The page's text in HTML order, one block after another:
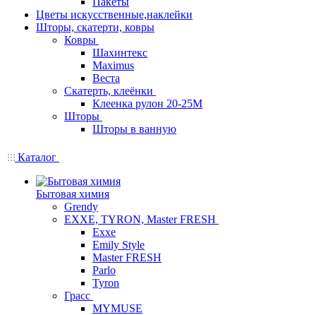
Цветы искусственные,наклейки
Шторы, скатерти, ковры
Ковры
Шахинтекс
Maximus
Веста
Скатерть, клеёнки
Клеенка рулон 20-25М
Шторы
Шторы в ванную
Каталог
Бытовая химия
Grendy
EXXE, TYRON, Master FRESH
Exxe
Emily Style
Master FRESH
Parlo
Tyron
Грасс
MYMUSE